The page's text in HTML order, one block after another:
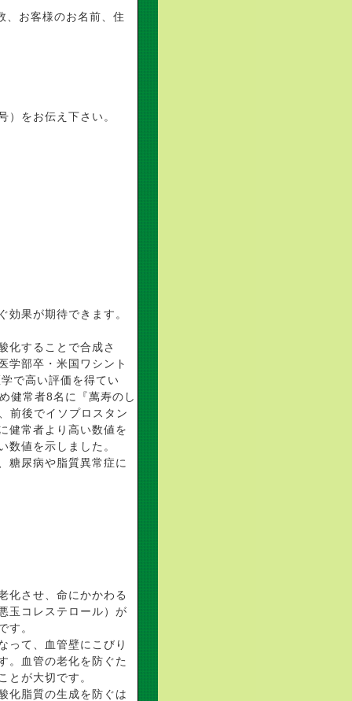
お客様のお名前、住
をお伝え下さい。
効果が期待できます。
することで合成さ
学部卒・米国ワシント
で高い評価を得てい
健常者8名に『萬寿のし
前後でイソプロスタン
健常者より高い数値を
数値を示しました。
糖尿病や脂質異常症に
させ、命にかかわる
玉コレステロール）が
す。
って、血管壁にこびり
。血管の老化を防ぐた
とが大切です。
化脂質の生成を防ぐは